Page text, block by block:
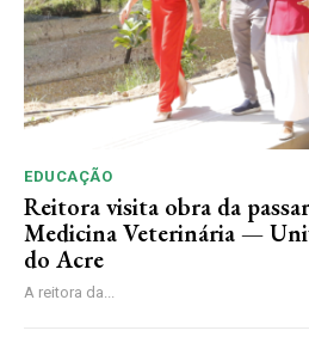
EDUCAÇÃO
Reitora visita obra da
Medicina Veterinária —
do Acre
A reitora da...